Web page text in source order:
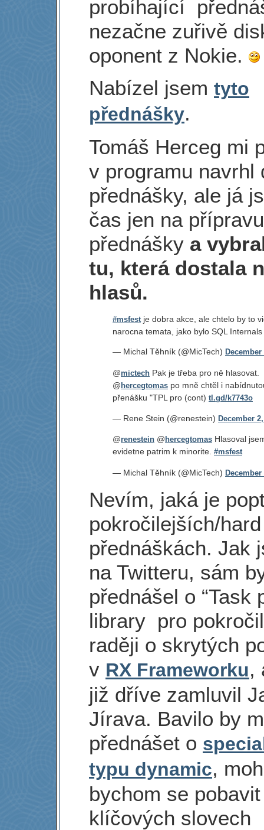
probíhající
nezačne zuřivě
oponent z Nokie.
Nabízel jsem tyto
přednášky.
Tomáš Herceg mi
v programu navrhl
přednášky, ale já
čas jen na
přednášky a
tu, která dostala
hlasů.
#msfest je dobra akce, ale chtelo by to
narocna temata, jako bylo SQL Internals
— Michal Těhník (@MicTech) December
@mictech Pak je třeba pro ně hlasovat.
@hercegtomas po mně chtěl i
přenášku "TPL pro (cont) tl.gd/k7743o
— Rene Stein (@renestein) December
@renestein @ hercegtomas Hlasoval
evidetne patrim k minorite. #msfest
— Michal Těhník (@MicTech) December
Nevím, jaká je
pokročilejších/
přednáškách. Jak
na Twitteru, sám
přednášel o “Task
library pro
raději o skrytých
v RX Frameworku,
již dříve zamluvil
Jírava. Bavilo by
přednášet o
typu dynamic,
bychom se
klíčových slovech